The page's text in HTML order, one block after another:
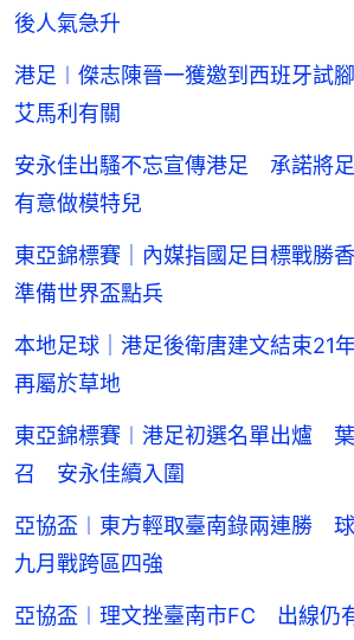
後人氣急升
港足︱傑志陳晉一獲邀到西班牙試
艾馬利有關
安永佳出騷不忘宣傳港足 承諾將
有意做模特兒
東亞錦標賽｜內媒指國足目標戰勝
準備世界盃點兵
本地足球｜港足後衛唐建文結束21
再屬於草地
東亞錦標賽︱港足初選名單出爐
召 安永佳續入圍
亞協盃︱東方輕取臺南錄兩連勝
九月戰跨區四強
亞協盃︱理文挫臺南市FC 出線